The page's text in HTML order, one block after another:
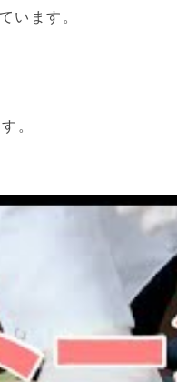
います。
。